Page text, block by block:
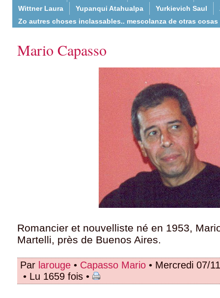
Wittner Laura
Yupanqui Atahualpa Yurkievich Saul
Zo autres choses inclassables.. mescolanza de otras cosas
Mario Capasso
Romancier et nouvelliste né en 1953,
Martelli, près de Buenos Aires.
Par larouge • Capasso Mario • Mercredi 07/
• Lu 1659 fois •